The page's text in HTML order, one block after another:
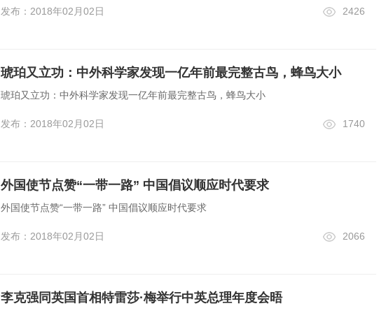
发布：2018年02月02日 2426
琥珀又立功：中外科学家发现一亿年前最完整古鸟，蜂鸟大小
琥珀又立功：中外科学家发现一亿年前最完整古鸟，蜂鸟大小
发布：2018年02月02日 1740
外国使节点赞“一带一路” 中国倡议顺应时代要求
外国使节点赞“一带一路” 中国倡议顺应时代要求
发布：2018年02月02日 2066
李克强同英国首相特雷莎·梅举行中英总理年度会晤